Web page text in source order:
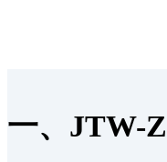
一、JTW-